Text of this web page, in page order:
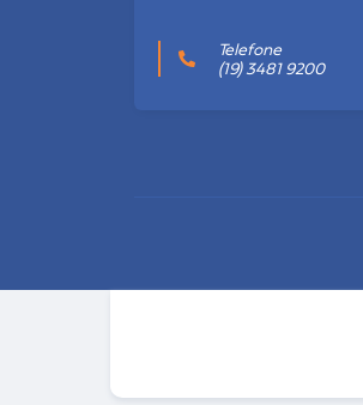
Telefone
(19) 3481 9200